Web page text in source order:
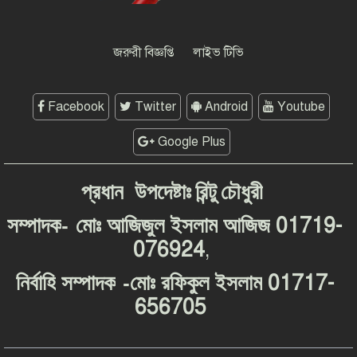
গণমাধ্যমের জন্য ‘অশনি সংকেত’
জরুরী বিজ্ঞপ্তি লাইভ টিভি
Facebook Twitter Android Youtube
Google Plus
প্রধান উপদেষ্টাঃরিন্টু চৌধুরী
সম্পাদক- মোঃ আজিজুল ইসলাম আজিজ 01719-
076924,
নির্বাহি সম্পাদক-মোঃ রফিকুল ইসলাম 01717-
656705